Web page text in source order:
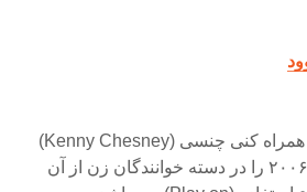
آلبوم “چندین قلب” او موفقیتی بسیار بزرگ بود. آندروود به همراه کنی چنسی (Kenny Chesney)
به سفر پرداخت. وی همچنین جایزه موسیقی کانتری سال ۲۰۰۶ را در دسته خوانندگان زن از آن